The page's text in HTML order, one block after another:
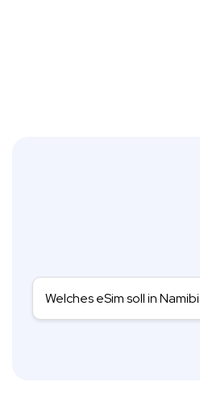
Welches eSim soll in